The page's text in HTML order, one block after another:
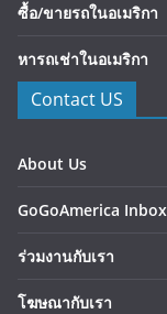
ซื้อ/ขายรถในอเมริกา
หารถเช่าในอเมริกา
Contact US
About Us
GoGoAmerica Inbox
ร่วมงานกับเรา
โฆษณากับเรา